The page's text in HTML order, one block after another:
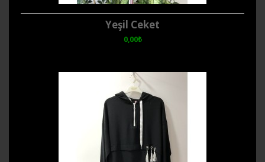
Yeşil Ceket
0,00₺